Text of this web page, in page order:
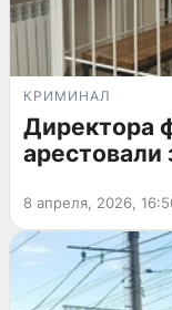
КРИМИНАЛ
Директора
арестовали
8 апреля, 2026,